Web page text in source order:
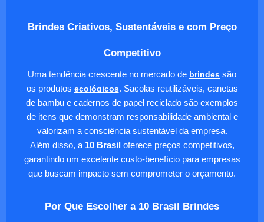
Brindes Criativos, Sustentáveis e com Preço
Competitivo
Uma tendência crescente no mercado de brindes são
os produtos ecológicos. Sacolas reutilizáveis, canetas
de bambu e cadernos de papel reciclado são exemplos
de itens que demonstram responsabilidade ambiental e
valorizam a consciência sustentável da empresa.
Além disso, a 10 Brasiloferece preços competitivos,
garantindo um excelente custo-benefício para empresas
que buscam impacto sem comprometer o orçamento.
Por Que Escolher a 10 Brasil Brindes